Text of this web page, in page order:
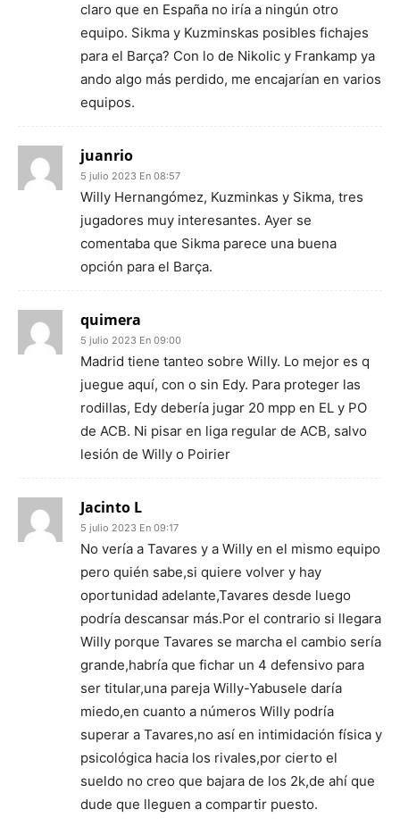
claro que en España no iría a ningún otro
equipo. Sikma y Kuzminskas posibles fichajes
para el Barça? Con lo de Nikolic y Frankamp ya
ando algo más perdido, me encajarían en varios
equipos.
juanrio
5 julio 2023 En 08:57
Willy Hernangómez, Kuzminkas y Sikma, tres
jugadores muy interesantes. Ayer se
comentaba que Sikma parece una buena
opción para el Barça.
quimera
5 julio 2023 En 09:00
Madrid tiene tanteo sobre Willy. Lo mejor es q
juegue aquí, con o sin Edy. Para proteger las
rodillas, Edy debería jugar 20 mpp en EL y PO
de ACB. Ni pisar en liga regular de ACB, salvo
lesión de Willy o Poirier
Jacinto L
5 julio 2023 En 09:17
No vería a Tavares y a Willy en el mismo equipo
pero quién sabe,si quiere volver y hay
oportunidad adelante,Tavares desde luego
podría descansar más.Por el contrario si llegara
Willy porque Tavares se marcha el cambio sería
grande,habría que fichar un 4 defensivo para
ser titular,una pareja Willy-Yabusele daría
miedo,en cuanto a números Willy podría
superar a Tavares,no así en intimidación física y
psicológica hacia los rivales,por cierto el
sueldo no creo que bajara de los 2k,de ahí que
dude que lleguen a compartir puesto.